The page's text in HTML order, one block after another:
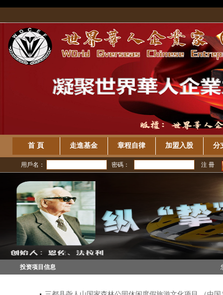
首 頁 走進基金 章程自律 加盟入股 分
用戶名： 密碼： 注 冊
投资项目信息